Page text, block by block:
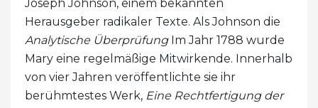
Joseph Johnson, einem bekannten
Herausgeber radikaler Texte. Als Johnson die
Analytische ÜberprüfungIm Jahr 1788 wurde
Mary eine regelmäßige Mitwirkende. Innerhalb
von vier Jahren veröffentlichte sie ihr
berühmtestes Werk, Eine Rechtfertigung der